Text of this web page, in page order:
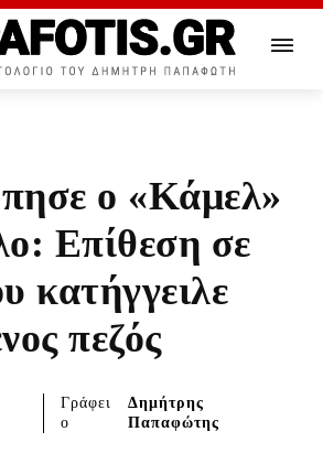
ο «Κάμελ»
Επίθεση σε
κατήγγειλε
πεζός
Γράφει
ο
Δημήτρης
Παπαφώτης